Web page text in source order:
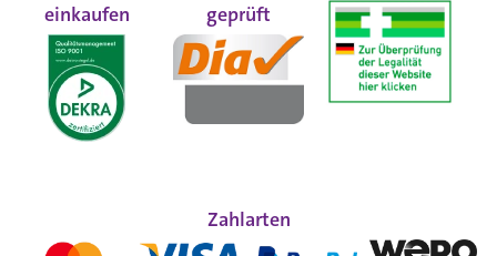
einkaufen
geprüft
Zahlarten